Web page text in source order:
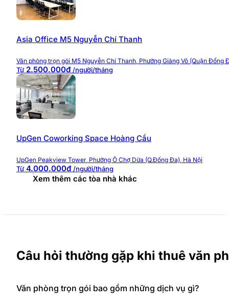
Asia Office M5 Nguyễn Chí Thanh
Văn phòng trọn gói M5 Nguyễn Chí Thanh, Phường Giảng Võ (Quận Đống
Từ 2.500.000đ /người/tháng
UpGen Coworking Space Hoàng Cầu
UpGen Peakview Tower, Phường Ô Chợ Dừa (Q.Đống Đa), Hà Nội
Từ 4.000.000đ /người/tháng
Xem thêm các tòa nhà khác
Câu hỏi thường gặp khi thuê văn
Văn phòng trọn gói bao gồm những dịch vụ gì?